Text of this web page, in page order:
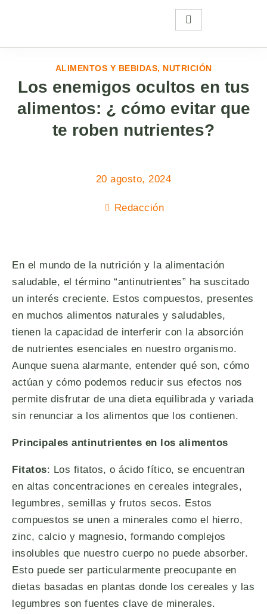
ALIMENTOS Y BEBIDAS, NUTRICIÓN
Los enemigos ocultos en tus
alimentos: ¿ cómo evitar que
te roben nutrientes?
20 agosto, 2024
Redacción
En el mundo de la nutrición y la alimentación
saludable, el término “antinutrientes” ha suscitado
un interés creciente. Estos compuestos, presentes
en muchos alimentos naturales y saludables,
tienen la capacidad de interferir con la absorción
de nutrientes esenciales en nuestro organismo.
Aunque suena alarmante, entender qué son, cómo
actúan y cómo podemos reducir sus efectos nos
permite disfrutar de una dieta equilibrada y variada
sin renunciar a los alimentos que los contienen.
Principales antinutrientes en los alimentos
Fitatos: Los fitatos, o ácido fítico, se encuentran
en altas concentraciones en cereales integrales,
legumbres, semillas y frutos secos. Estos
compuestos se unen a minerales como el hierro,
zinc, calcio y magnesio, formando complejos
insolubles que nuestro cuerpo no puede absorber.
Esto puede ser particularmente preocupante en
dietas basadas en plantas donde los cereales y las
legumbres son fuentes clave de minerales.